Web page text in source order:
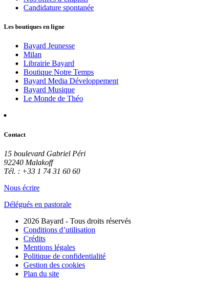
Candidature spontanée
Les boutiques en ligne
Bayard Jeunesse
Milan
Librairie Bayard
Boutique Notre Temps
Bayard Media Développement
Bayard Musique
Le Monde de Théo
Contact
15 boulevard Gabriel Péri
92240 Malakoff
Tél. : +33 1 74 31 60 60
Nous écrire
Délégués en pastorale
2026 Bayard - Tous droits réservés
Conditions d’utilisation
Crédits
Mentions légales
Politique de confidentialité
Gestion des cookies
Plan du site